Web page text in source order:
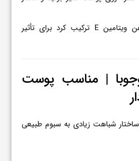
می‌توان با روغن ویتامین E ترکیب کرد برای تأثیر
| مناسب پوست
شباهت زیادی به سبوم طبیعی